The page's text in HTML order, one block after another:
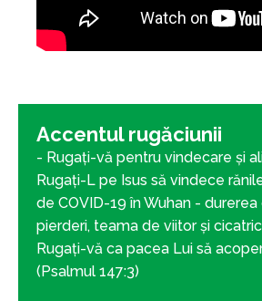
Accentul rugăciunii
- Rugați-vă pentru vindecare și
Rugați-L pe Isus să vindece
de COVID-19 în Wuhan -
pierderi, teama de viitor și
Rugați-vă ca pacea Lui să
(Psalmul 147:3)